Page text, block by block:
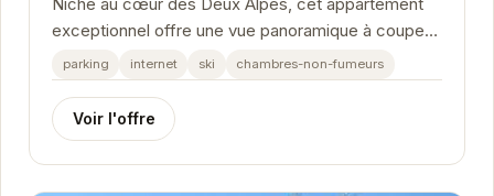
Niché au cœur des Deux Alpes, cet appartement
exceptionnel offre une vue panoramique à couper
le souffle. Pouvant accueillir jusqu'à 8 personnes,...
parking internet ski chambres-non-fumeurs
Voir l'offre